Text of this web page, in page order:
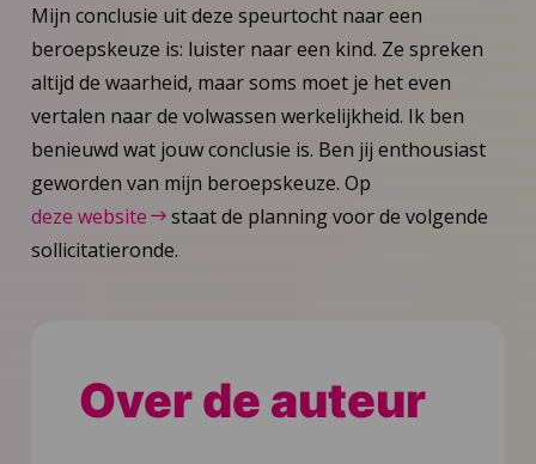
Mijn conclusie uit deze speurtocht naar een
beroepskeuze is: luister naar een kind. Ze spreken
altijd de waarheid, maar soms moet je het even
vertalen naar de volwassen werkelijkheid. Ik ben
benieuwd wat jouw conclusie is. Ben jij enthousiast
geworden van mijn beroepskeuze. Op
deze website
staat de planning voor de volgende
sollicitatieronde.
Over de auteur